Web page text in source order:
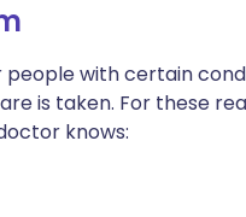
with certain
is taken. For these
knows: